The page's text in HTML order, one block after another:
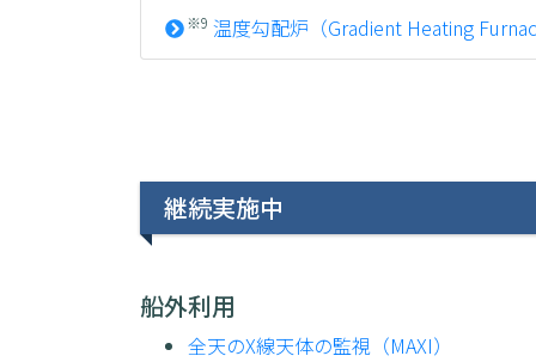
※9 温度勾配炉（Gradient Heating
継続実施中
船外利用
全天のX線天体の監視（MAXI）